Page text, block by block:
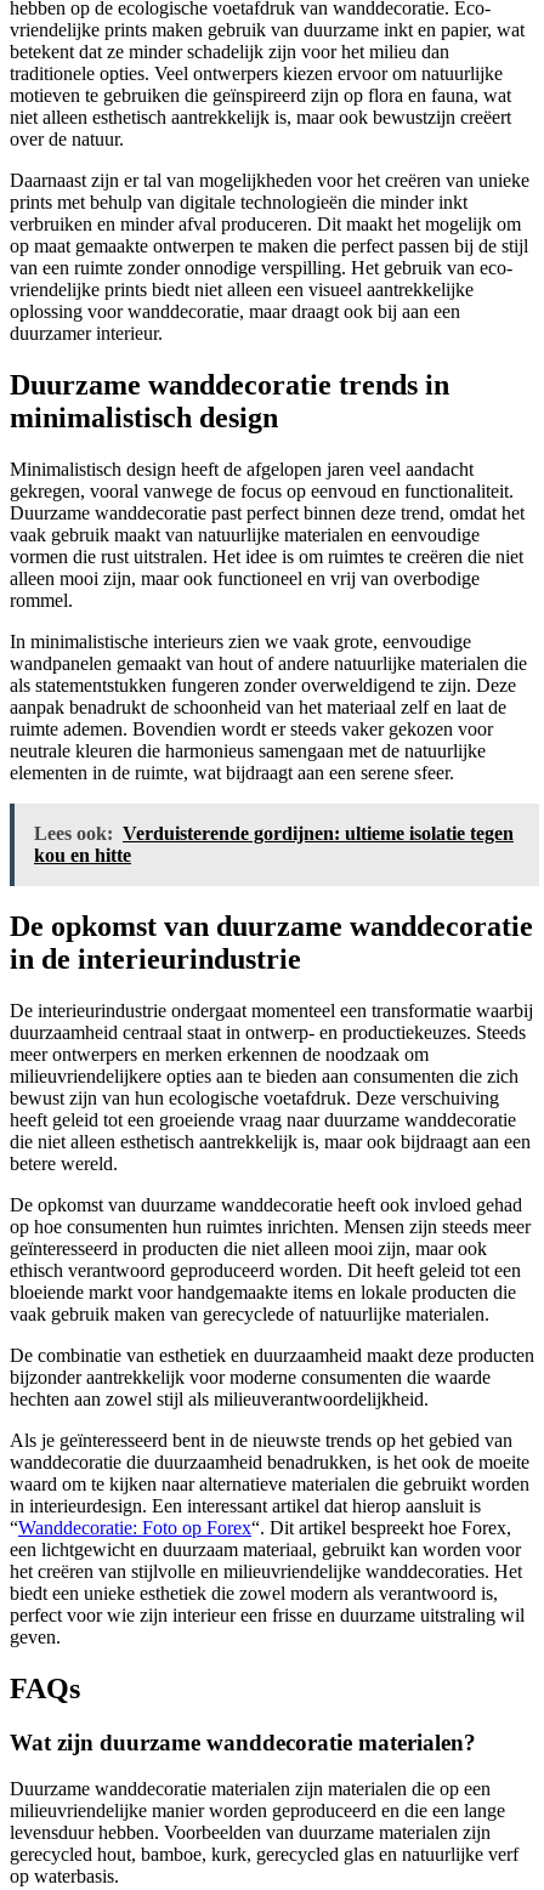
hebben op de ecologische voetafdruk van wanddecoratie. Eco-
vriendelijke prints maken gebruik van duurzame inkt en papier, wat
betekent dat ze minder schadelijk zijn voor het milieu dan
traditionele opties. Veel ontwerpers kiezen ervoor om natuurlijke
motieven te gebruiken die geïnspireerd zijn op flora en fauna, wat
niet alleen esthetisch aantrekkelijk is, maar ook bewustzijn creëert
over de natuur.
Daarnaast zijn er tal van mogelijkheden voor het creëren van unieke
prints met behulp van digitale technologieën die minder inkt
verbruiken en minder afval produceren. Dit maakt het mogelijk om
op maat gemaakte ontwerpen te maken die perfect passen bij de stijl
van een ruimte zonder onnodige verspilling. Het gebruik van eco-
vriendelijke prints biedt niet alleen een visueel aantrekkelijke
oplossing voor wanddecoratie, maar draagt ook bij aan een
duurzamer interieur.
Duurzame wanddecoratie trends in
minimalistisch design
Minimalistisch design heeft de afgelopen jaren veel aandacht
gekregen, vooral vanwege de focus op eenvoud en functionaliteit.
Duurzame wanddecoratie past perfect binnen deze trend, omdat het
vaak gebruik maakt van natuurlijke materialen en eenvoudige
vormen die rust uitstralen. Het idee is om ruimtes te creëren die niet
alleen mooi zijn, maar ook functioneel en vrij van overbodige
rommel.
In minimalistische interieurs zien we vaak grote, eenvoudige
wandpanelen gemaakt van hout of andere natuurlijke materialen die
als statementstukken fungeren zonder overweldigend te zijn. Deze
aanpak benadrukt de schoonheid van het materiaal zelf en laat de
ruimte ademen. Bovendien wordt er steeds vaker gekozen voor
neutrale kleuren die harmonieus samengaan met de natuurlijke
elementen in de ruimte, wat bijdraagt aan een serene sfeer.
Lees ook: Verduisterende gordijnen: ultieme isolatie tegen
kou en hitte
De opkomst van duurzame wanddecoratie
in de interieurindustrie
De interieurindustrie ondergaat momenteel een transformatie waarbij
duurzaamheid centraal staat in ontwerp- en productiekeuzes. Steeds
meer ontwerpers en merken erkennen de noodzaak om
milieuvriendelijkere opties aan te bieden aan consumenten die zich
bewust zijn van hun ecologische voetafdruk. Deze verschuiving
heeft geleid tot een groeiende vraag naar duurzame wanddecoratie
die niet alleen esthetisch aantrekkelijk is, maar ook bijdraagt aan een
betere wereld.
De opkomst van duurzame wanddecoratie heeft ook invloed gehad
op hoe consumenten hun ruimtes inrichten. Mensen zijn steeds meer
geïnteresseerd in producten die niet alleen mooi zijn, maar ook
ethisch verantwoord geproduceerd worden. Dit heeft geleid tot een
bloeiende markt voor handgemaakte items en lokale producten die
vaak gebruik maken van gerecyclede of natuurlijke materialen.
De combinatie van esthetiek en duurzaamheid maakt deze producten
bijzonder aantrekkelijk voor moderne consumenten die waarde
hechten aan zowel stijl als milieuverantwoordelijkheid.
Als je geïnteresseerd bent in de nieuwste trends op het gebied van
wanddecoratie die duurzaamheid benadrukken, is het ook de moeite
waard om te kijken naar alternatieve materialen die gebruikt worden
in interieurdesign. Een interessant artikel dat hierop aansluit is
“Wanddecoratie: Foto op Forex“. Dit artikel bespreekt hoe Forex,
een lichtgewicht en duurzaam materiaal, gebruikt kan worden voor
het creëren van stijlvolle en milieuvriendelijke wanddecoraties. Het
biedt een unieke esthetiek die zowel modern als verantwoord is,
perfect voor wie zijn interieur een frisse en duurzame uitstraling wil
geven.
FAQs
Wat zijn duurzame wanddecoratie materialen?
Duurzame wanddecoratie materialen zijn materialen die op een
milieuvriendelijke manier worden geproduceerd en die een lange
levensduur hebben. Voorbeelden van duurzame materialen zijn
gerecycled hout, bamboe, kurk, gerecycled glas en natuurlijke verf
op waterbasis.